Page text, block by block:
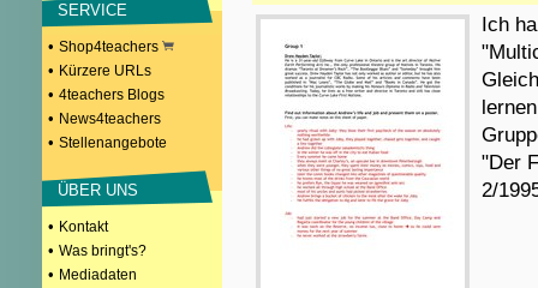
SERVICE
• Shop4teachers
• Kürzere URLs
• 4teachers Blogs
• News4teachers
• Stellenangebote
ÜBER UNS
• Kontakt
• Was bringt's?
• Mediadaten
Ich
"Der
2/